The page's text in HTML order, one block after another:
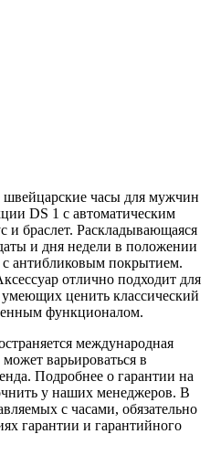
часы для мужчин
DS 1 с автоматическим
и браслет. Раскладывающаяся
и дня недели в положении
антибликовым покрытием.
отлично подходит для
ценить классический
функционалом.
международная
варьироваться в
Подробнее о гарантии на
у наших менеджеров. В
с часами, обязательно
гарантии и гарантийного